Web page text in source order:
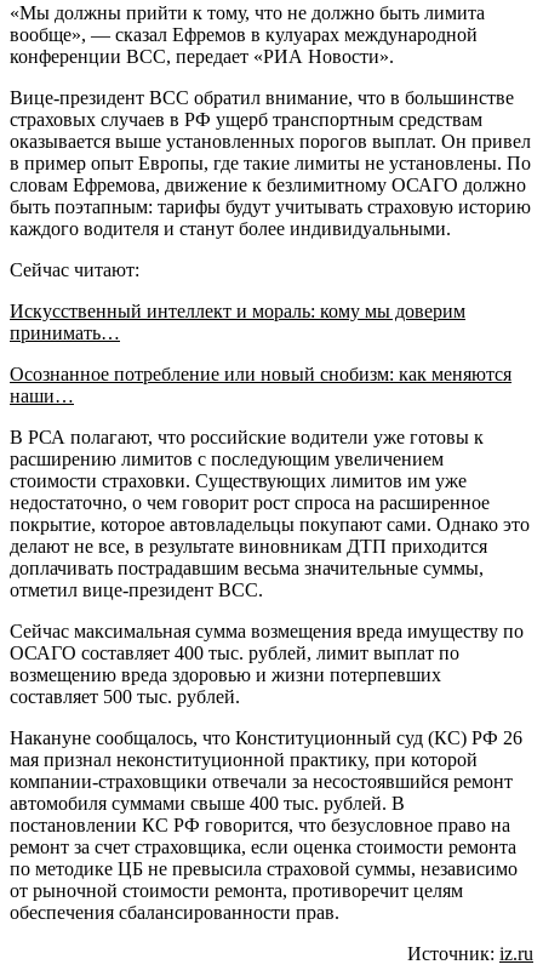
«Мы должны прийти к тому, что не должно быть лимита
вообще», — сказал Ефремов в кулуарах международной
конференции ВСС, передает «РИА Новости».
Вице-президент ВСС обратил внимание, что в большинстве
страховых случаев в РФ ущерб транспортным средствам
оказывается выше установленных порогов выплат. Он привел
в пример опыт Европы, где такие лимиты не установлены. По
словам Ефремова, движение к безлимитному ОСАГО должно
быть поэтапным: тарифы будут учитывать страховую историю
каждого водителя и станут более индивидуальными.
Сейчас читают:
Искусственный интеллект и мораль: кому мы доверим
принимать…
Осознанное потребление или новый снобизм: как меняются
наши…
В РСА полагают, что российские водители уже готовы к
расширению лимитов с последующим увеличением
стоимости страховки. Существующих лимитов им уже
недостаточно, о чем говорит рост спроса на расширенное
покрытие, которое автовладельцы покупают сами. Однако это
делают не все, в результате виновникам ДТП приходится
доплачивать пострадавшим весьма значительные суммы,
отметил вице-президент ВСС.
Сейчас максимальная сумма возмещения вреда имуществу по
ОСАГО составляет 400 тыс. рублей, лимит выплат по
возмещению вреда здоровью и жизни потерпевших
составляет 500 тыс. рублей.
Накануне сообщалось, что Конституционный суд (КС) РФ 26
мая признал неконституционной практику, при которой
компании-страховщики отвечали за несостоявшийся ремонт
автомобиля суммами свыше 400 тыс. рублей. В
постановлении КС РФ говорится, что безусловное право на
ремонт за счет страховщика, если оценка стоимости ремонта
по методике ЦБ не превысила страховой суммы, независимо
от рыночной стоимости ремонта, противоречит целям
обеспечения сбалансированности прав.
Источник: iz.ru